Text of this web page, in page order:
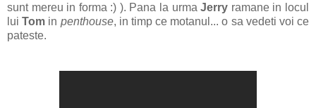
sunt mereu in forma :) ). Pana la urmaJerry ramane in locul
luiTom in penthouse, in timp ce motanul... o sa vedeti voi ce
pateste.